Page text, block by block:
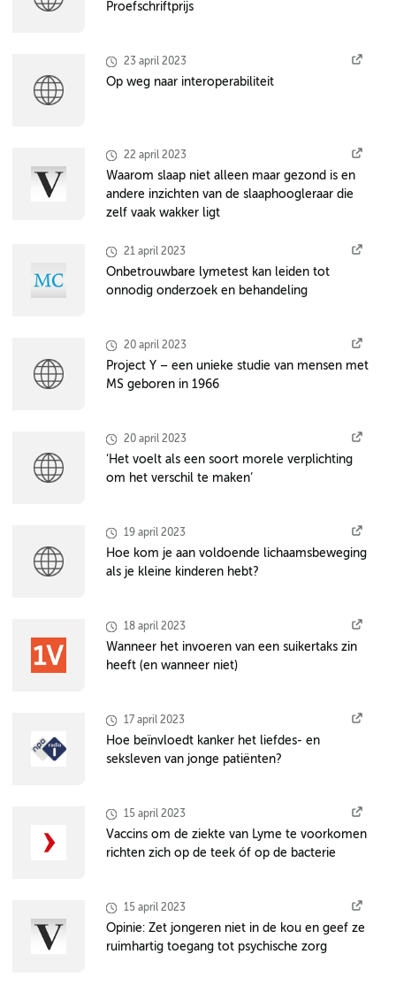
Proefschriftprijs
23 april 2023
Op weg naar interoperabiliteit
22 april 2023
Waarom slaap niet alleen maar gezond is en
andere inzichten van de slaaphoogleraar die
zelf vaak wakker ligt
21 april 2023
Onbetrouwbare lymetest kan leiden tot
onnodig onderzoek en behandeling
20 april 2023
Project Y – een unieke studie van mensen met
MS geboren in 1966
20 april 2023
‘Het voelt als een soort morele verplichting
om het verschil te maken’
19 april 2023
Hoe kom je aan voldoende lichaamsbeweging
als je kleine kinderen hebt?
18 april 2023
Wanneer het invoeren van een suikertaks zin
heeft (en wanneer niet)
17 april 2023
Hoe beïnvloedt kanker het liefdes- en
seksleven van jonge patiënten?
15 april 2023
Vaccins om de ziekte van Lyme te voorkomen
richten zich op de teek óf op de bacterie
15 april 2023
Opinie: Zet jongeren niet in de kou en geef ze
ruimhartig toegang tot psychische zorg